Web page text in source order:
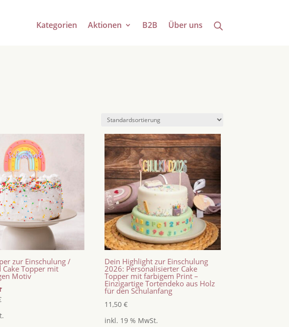
Kategorien Aktionen B2B Über uns
zur Einschulung /
Cake Topper mit
Motiv
Dein Highlight zur Einschulung
2026: Personalisierter Cake
Topper mit farbigem Print –
Einzigartige Tortendeko aus Holz
für den Schulanfang
11,50€
inkl. 19 % MwSt.